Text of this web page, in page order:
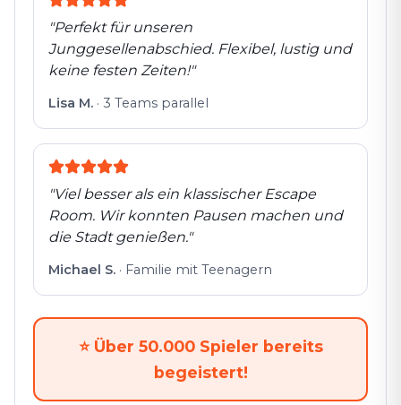
"Perfekt für unseren
Junggesellenabschied. Flexibel, lustig und
keine festen Zeiten!"
Lisa M. · 3 Teams parallel
"Viel besser als ein klassischer Escape
Room. Wir konnten Pausen machen und
die Stadt genießen."
Michael S. · Familie mit Teenagern
⭐ Über 50.000 Spieler bereits
begeistert!